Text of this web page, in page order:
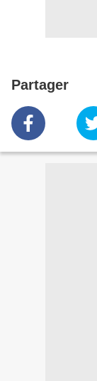
Partager